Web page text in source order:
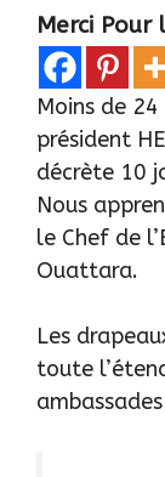
Merci Pour
Moins de
président
décrète 10
Nous
le Chef de
Ouattara.
Les
toute